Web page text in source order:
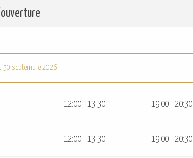
30 septembre 2026
12:00 - 13:30 19:00 - 20:30
12:00 - 13:30 19:00 - 20:30